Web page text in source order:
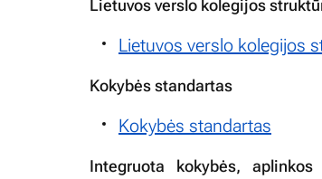
Lietuvos verslo kolegijos
Lietuvos verslo kolegijos
Kokybės standartas
Kokybės standartas
Integruota kokybės,